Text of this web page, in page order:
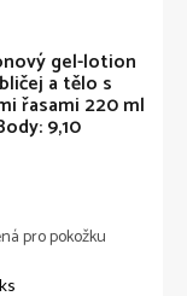
gel-lotion
a tělo s
řasami 220 ml
9,10
pro pokožku